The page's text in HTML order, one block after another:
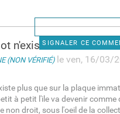
SIGNALER CE
n'existe
(NON VÉRIFIÉ)le ven, 16/03/
plus que sur la plaque
à petit l'ile va devenir comme
non droit, sous l'oeil de la